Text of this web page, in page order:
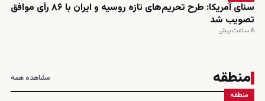
سنای آمریکا: طرح تحریم‌های تازه روسیه و ایران با ۸۶ رأی موافق
تصویب شد
6 ساعت پیش
منطقه مشاهده همه
منطقه